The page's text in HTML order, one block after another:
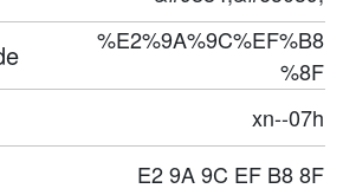
%E2%9A%9C%EF%B8
%8F
xn--07h
E2 9A 9C EF B8 8F